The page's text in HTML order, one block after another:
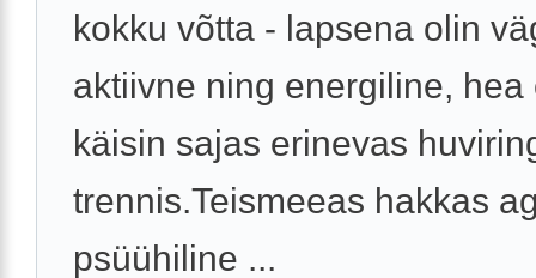
kokku võtta - lapsena olin
aktiivne ning energiline, hea
käisin sajas erinevas
trennis.Teismeeas hakkas
psüühiline ...